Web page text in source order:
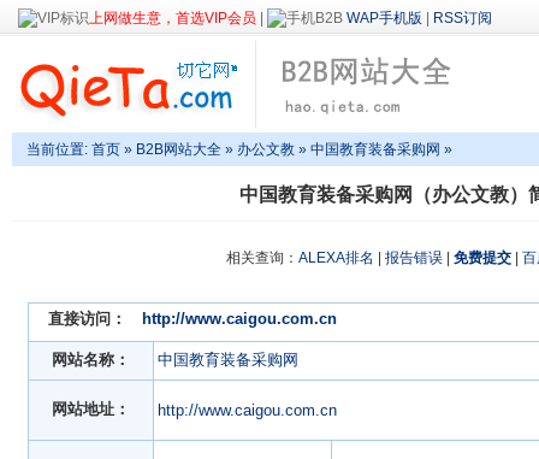
上网做生意，首选VIP会员 WAP手机版 RSS订阅
当前位置: 首页 » B2B网站大全 » 办公文教 » 中国教育装备采购网 »
中国教育装备采购网（办公文教）
相关查询： ALEXA排名 报告错误 免费提交
直接访问： http://www.caigou.com.cn
网站名称： 中国教育装备采购网
网站地址： http://www.caigou.com.cn